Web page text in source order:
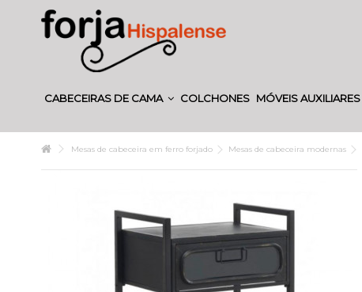
CABECEIRAS DE CAMA COLCHONES MÓVEIS AUXILIARES
Mesas de cabeceira em ferro forjado Mesas de cabeceira modernas